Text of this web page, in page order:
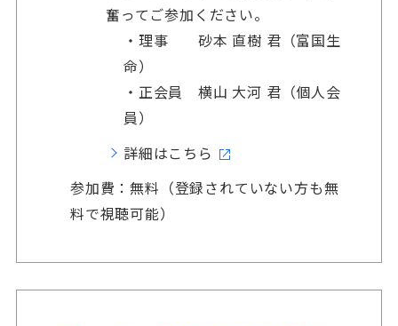
奮ってご参加ください。
・理事 砂本 直樹 君（富国生
命）
・正会員 横山 大河 君（個人会
員）
詳細はこちら
参加費：無料（登録されていない方も無
料で視聴可能）